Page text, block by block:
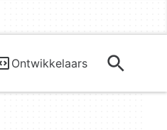
Ontwikkelaars